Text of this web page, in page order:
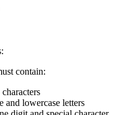
contain:
and lowercase letters